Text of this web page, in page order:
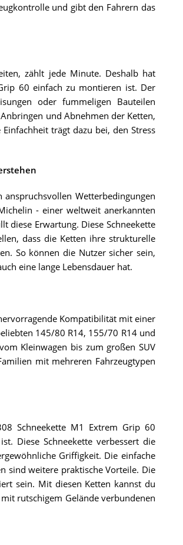
und gibt den Fahrern das
zählt jede Minute. Deshalb hat
60 einfach zu montieren ist. Der
oder fummeligen Bauteilen
und Abnehmen der Ketten,
trägt dazu bei, den Stress
Wetterbedingungen
- einer weltweit anerkannten
diese Erwartung. Diese Schneekette
dass die Ketten ihre strukturelle
So können die Nutzer sicher sein,
eine lange Lebensdauer hat.
Kompatibilität mit einer
145/80 R14, 155/70 R14 und
Kleinwagen bis zum großen SUV
mit mehreren Fahrzeugtypen
Schneekette M1 Extrem Grip 60
Diese Schneekette verbessert die
Griffigkeit. Die einfache
sind weitere praktische Vorteile. Die
sein. Mit diesen Ketten kannst du
rutschigem Gelände verbundenen